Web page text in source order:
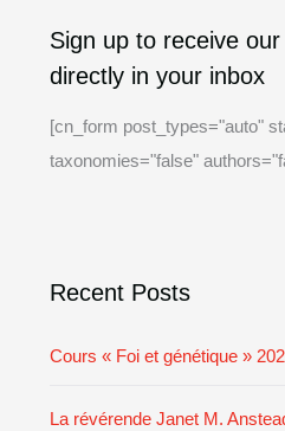
Sign up to receive
directly in your inbox
[cn_form post_types="auto"
taxonomies="false"
Recent Posts
Cours « Foi et génétique »
La révérende Janet M.
r
c
h
i
a
t
e
g
e